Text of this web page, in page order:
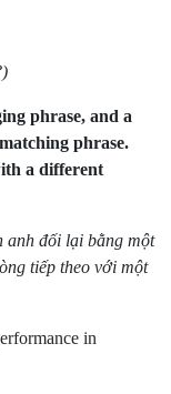
phrase, and a
phrase.
a different
anh đối lại bằng một
tiếp theo với một
in